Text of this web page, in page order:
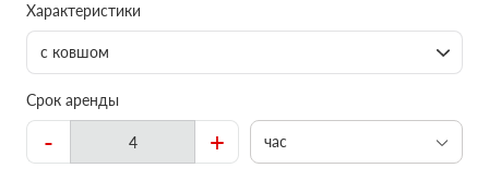
Характеристики
с ковшом
Срок аренды
- + час